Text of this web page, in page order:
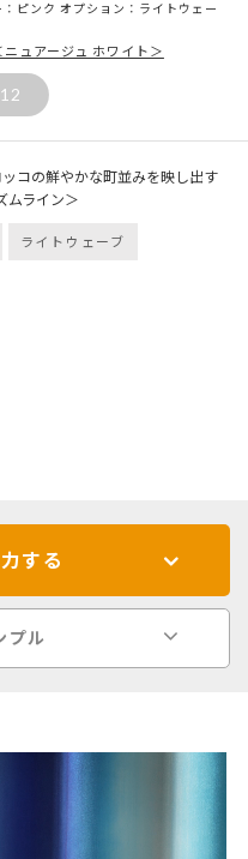
ピンク オプション：ライトウェー
ニュアージュ ホワイト＞
12
コの鮮やかな町並みを映し出す
ムライン＞
ライトウェーブ
する
プル